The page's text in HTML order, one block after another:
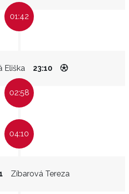
01:42
Eliška 23:10
02:58
04:10
Zíbarová Tereza